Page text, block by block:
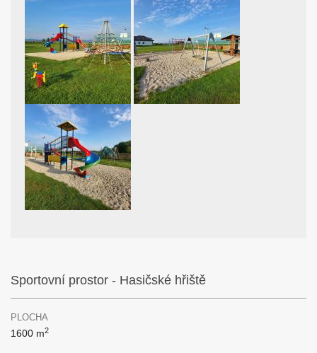
Sportovní prostor - Hasičské hřiště
PLOCHA
1600 m2